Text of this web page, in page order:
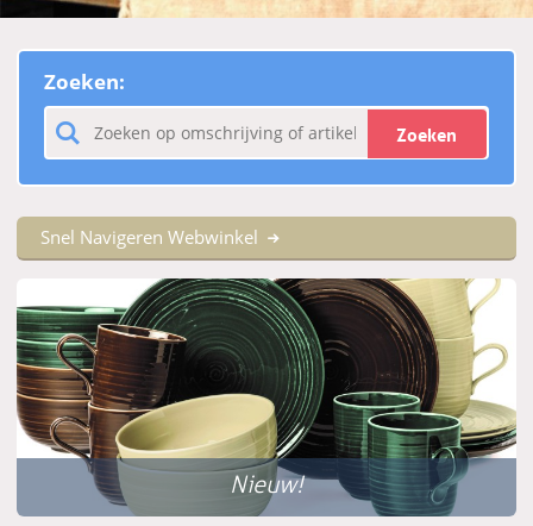
Zoeken:
Zoeken
Snel Navigeren Webwinkel
Nieuw!